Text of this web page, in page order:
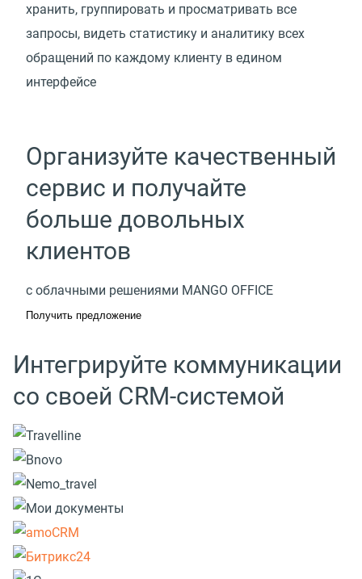
хранить, группировать и просматривать все
запросы, видеть статистику и аналитику всех
обращений по каждому клиенту в едином
интерфейсе
Организуйте качественный
сервис и получайте
больше довольных
клиентов
с облачными решениями MANGO OFFICE
Получить предложение
Интегрируйте коммуникации
со своей CRM-системой